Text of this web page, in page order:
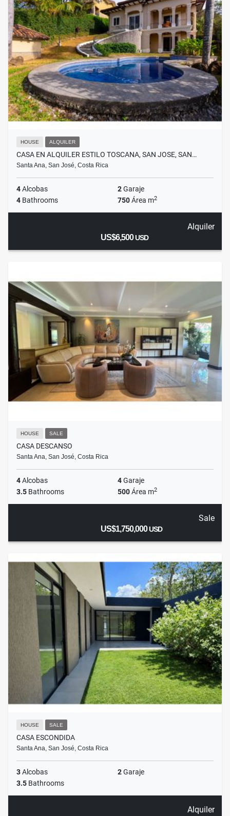
HOUSE ALQUILER
CASA EN ALQUILER ESTILO TOSCANA, SAN JOSE, SAN…
Santa Ana, San José, Costa Rica
4Alcobas 2Garaje
4 Bathrooms 750Área m2
Alquiler
US$6,500USD
HOUSE SALE
CASA DESCANSO
Santa Ana, San José, Costa Rica
4Alcobas 4Garaje
3.5 Bathrooms 500Área m2
Sale
US$1,750,000USD
HOUSE SALE
CASA ESCONDIDA
Santa Ana, San José, Costa Rica
3Alcobas 2Garaje
3.5 Bathrooms
Alquiler